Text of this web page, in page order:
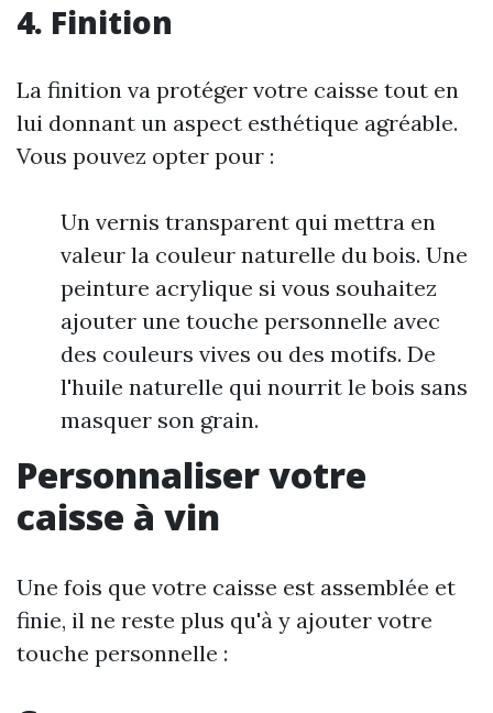
4. Finition
La finition va protéger votre caisse tout en
lui donnant un aspect esthétique agréable.
Vous pouvez opter pour :
Un vernis transparent qui mettra en
valeur la couleur naturelle du bois. Une
peinture acrylique si vous souhaitez
ajouter une touche personnelle avec
des couleurs vives ou des motifs. De
l'huile naturelle qui nourrit le bois sans
masquer son grain.
Personnaliser votre
caisse à vin
Une fois que votre caisse est assemblée et
finie, il ne reste plus qu'à y ajouter votre
touche personnelle :